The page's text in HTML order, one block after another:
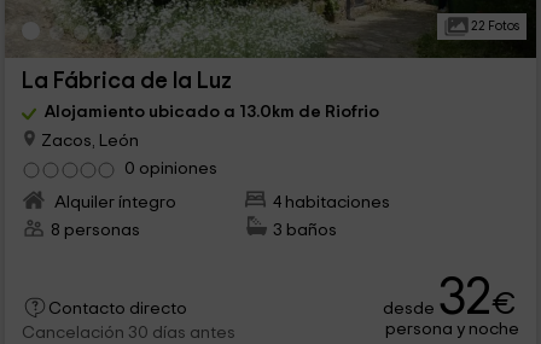
22 Fotos
La Fábrica de la Luz
Alojamiento ubicado a 13.0km de Riofrio
Zacos, León
0 opiniones
Alquiler íntegro
4 habitaciones
8 personas
3 baños
Contacto directo
Cancelación 30 días antes
desde 32€
persona y noche